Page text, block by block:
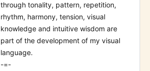
through tonality, pattern, repetition,
rhythm, harmony, tension, visual
knowledge and intuitive wisdom are
part of the development of my visual
language.
-=-